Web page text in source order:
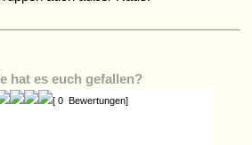
hat es euch gefallen?
[ 0 Bewertungen]